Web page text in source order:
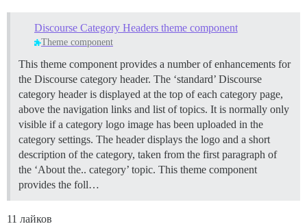
Discourse Category Headers theme component
Theme component
This theme component provides a number of enhancements for
the Discourse category header. The ‘standard’ Discourse
category header is displayed at the top of each category page,
above the navigation links and list of topics. It is normally only
visible if a category logo image has been uploaded in the
category settings. The header displays the logo and a short
description of the category, taken from the first paragraph of
the ‘About the.. category’ topic. This theme component
provides the foll…
11 лайков